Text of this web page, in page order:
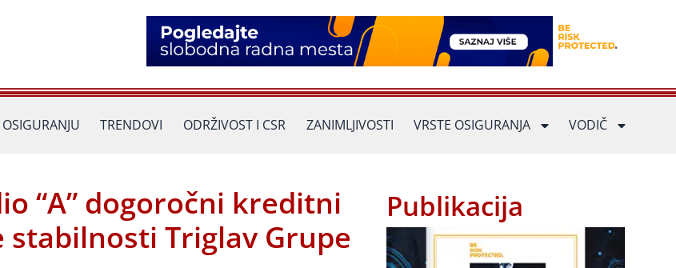
TRENDOVI ODRŽIVOST I CSR ZANIMLJIVOSTI VRSTE OSIGURANJA VODIČ
“A” dogoročni kreditni
Triglav Grupe
Publikacija